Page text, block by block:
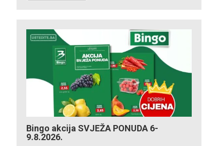
Bingo akcija SVJEŽA PONUDA 6-
9.8.2026.